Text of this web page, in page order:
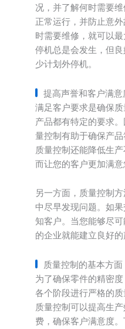
况，并了解何时需要
正常运行，并防止意
时需要维修，就可以最
停机总是会发生，但
少计划外停机。
提高声誉和客户满意
满足客户要求是确保
产品都有特定的要求
量控制有助于确保产
质量控制还能降低生
而让您的客户更加满意
另一方面，质量控制
中尽早发现问题。如
知客户。当您能够尽
的企业就能建立良好的
质量控制的基本方面
为了确保零件的精密
各个阶段进行严格的
质量控制可以提高生
费，确保客户满意度